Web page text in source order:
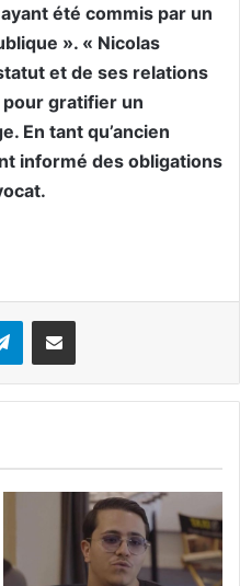
été commis par un
». « Nicolas
et de ses relations
gratifier un
En tant qu’ancien
informé des obligations
Telegram